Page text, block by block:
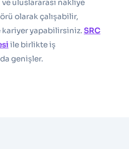
uluslararası nakliye
olarak çalışabilir,
yapabilirsiniz. SRC
ile birlikte iş
genişler.